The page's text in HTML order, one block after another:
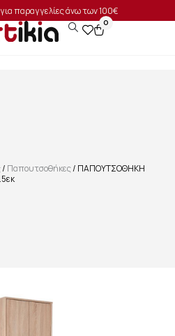
παραγγελίες άνω των 100€
0
/ Παπουτσοθήκες/ ΠΑΠΟΥΤΣΟΘΗΚΗ